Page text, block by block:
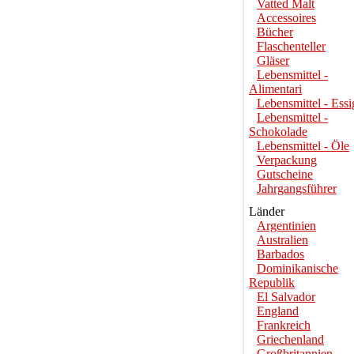
Vatted Malt
Accessoires
Bücher
Flaschenteller
Gläser
Lebensmittel -
Alimentari
Lebensmittel -
Lebensmittel -
Schokolade
Lebensmittel - Öle
Verpackung
Gutscheine
Jahrgangsführer
Länder
Argentinien
Australien
Barbados
Dominikanische
Republik
El Salvador
England
Frankreich
Griechenland